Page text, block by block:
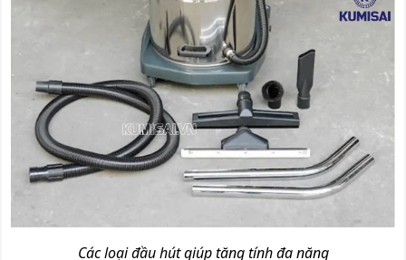
Các loại đầu hút giúp tăng tính đa năng